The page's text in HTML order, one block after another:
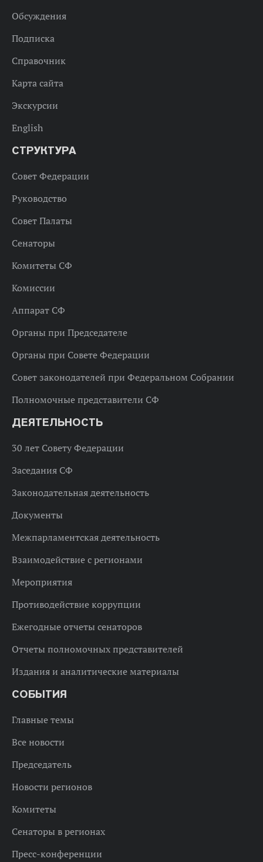
Обсуждения
Подписка
Справочник
Карта сайта
Экскурсии
English
СТРУКТУРА
Совет Федерации
Руководство
Совет Палаты
Сенаторы
Комитеты СФ
Комиссии
Аппарат СФ
Органы при Председателе
Органы при Совете Федерации
Совет законодателей при Федеральном Собрании
Полномочные представители СФ
ДЕЯТЕЛЬНОСТЬ
30 лет Совету Федерации
Заседания СФ
Законодательная деятельность
Документы
Межпарламентская деятельность
Взаимодействие с регионами
Мероприятия
Противодействие коррупции
Ежегодные отчеты сенаторов
Отчеты полномочных представителей
Издания и аналитические материалы
СОБЫТИЯ
Главные темы
Все новости
Председатель
Новости регионов
Комитеты
Сенаторы в регионах
Пресс-конференции